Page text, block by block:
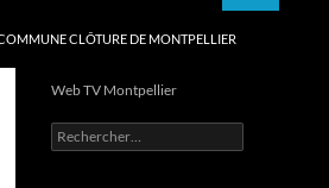
CLÔTURE DE MONTPELLIER
Web TV Montpellier
Rechercher :